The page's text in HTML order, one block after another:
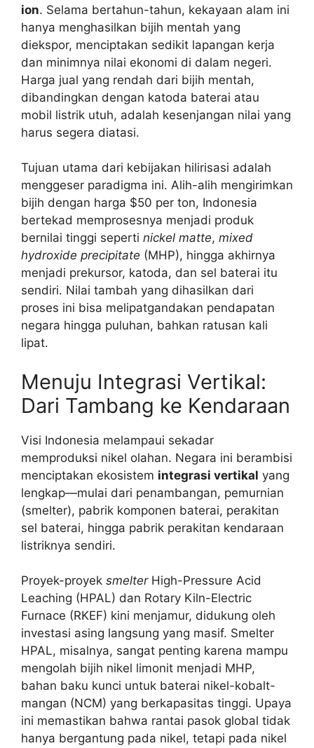
ion. Selama bertahun-tahun, kekayaan alam ini
hanya menghasilkan bijih mentah yang
diekspor, menciptakan sedikit lapangan kerja
dan minimnya nilai ekonomi di dalam negeri.
Harga jual yang rendah dari bijih mentah,
dibandingkan dengan katoda baterai atau
mobil listrik utuh, adalah kesenjangan nilai yang
harus segera diatasi.
Tujuan utama dari kebijakan hilirisasi adalah
menggeser paradigma ini. Alih-alih mengirimkan
bijih dengan harga $50 per ton, Indonesia
bertekad memprosesnya menjadi produk
bernilai tinggi seperti nickel matte, mixed
hydroxide precipitate (MHP), hingga akhirnya
menjadi prekursor, katoda, dan sel baterai itu
sendiri. Nilai tambah yang dihasilkan dari
proses ini bisa melipatgandakan pendapatan
negara hingga puluhan, bahkan ratusan kali
lipat.
Menuju Integrasi Vertikal:
Dari Tambang ke Kendaraan
Visi Indonesia melampaui sekadar
memproduksi nikel olahan. Negara ini berambisi
menciptakan ekosistem integrasi vertikal yang
lengkap—mulai dari penambangan, pemurnian
(smelter), pabrik komponen baterai, perakitan
sel baterai, hingga pabrik perakitan kendaraan
listriknya sendiri.
Proyek-proyek smelterHigh-Pressure Acid
Leaching (HPAL) dan Rotary Kiln-Electric
Furnace (RKEF) kini menjamur, didukung oleh
investasi asing langsung yang masif. Smelter
HPAL, misalnya, sangat penting karena mampu
mengolah bijih nikel limonit menjadi MHP,
bahan baku kunci untuk baterai nikel-kobalt-
mangan (NCM) yang berkapasitas tinggi. Upaya
ini memastikan bahwa rantai pasok global tidak
hanya bergantung pada nikel, tetapi pada nikel